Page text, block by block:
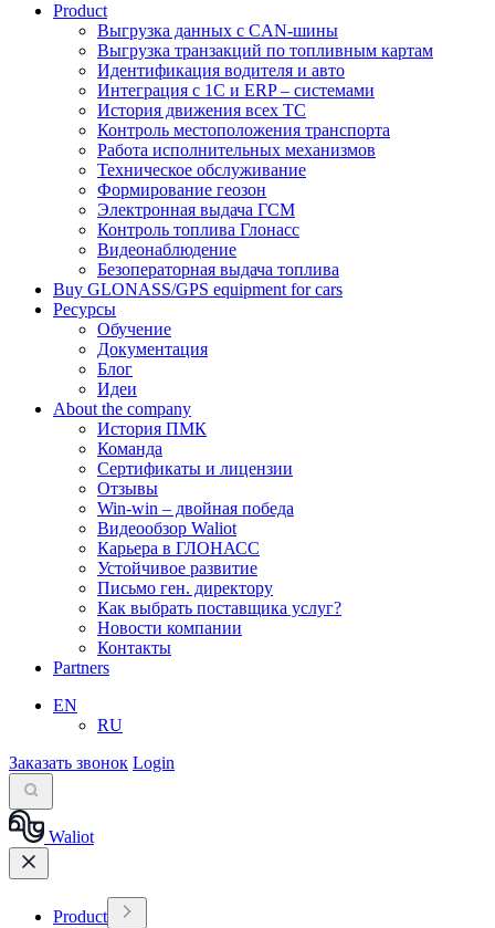
Product
Выгрузка данных с CAN-шины
Выгрузка транзакций по топливным картам
Идентификация водителя и авто
Интеграция с 1С и ERP – системами
История движения всех ТС
Контроль местоположения транспорта
Работа исполнительных механизмов
Техническое обслуживание
Формирование геозон
Электронная выдача ГСМ
Контроль топлива Глонасс
Видеонаблюдение
Безоператорная выдача топлива
Buy GLONASS/GPS equipment for cars
Ресурсы
Обучение
Документация
Блог
Идеи
About the company
История ПМК
Команда
Сертификаты и лицензии
Отзывы
Win-win – двойная победа
Видеообзор Waliot
Карьера в ГЛОНАСС
Устойчивое развитие
Письмо ген. директору
Как выбрать поставщика услуг?
Новости компании
Контакты
Partners
EN
RU
Заказать звонок Login
Waliot
Product